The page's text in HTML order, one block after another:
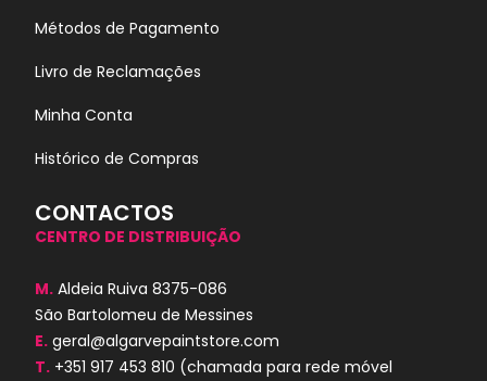
Métodos de Pagamento
Livro de Reclamações
Minha Conta
Histórico de Compras
CONTACTOS
CENTRO DE DISTRIBUIÇÃO
M. Aldeia Ruiva 8375-086
São Bartolomeu de Messines
E. geral@algarvepaintstore.com
T. +351 917 453 810 (chamada para rede móvel